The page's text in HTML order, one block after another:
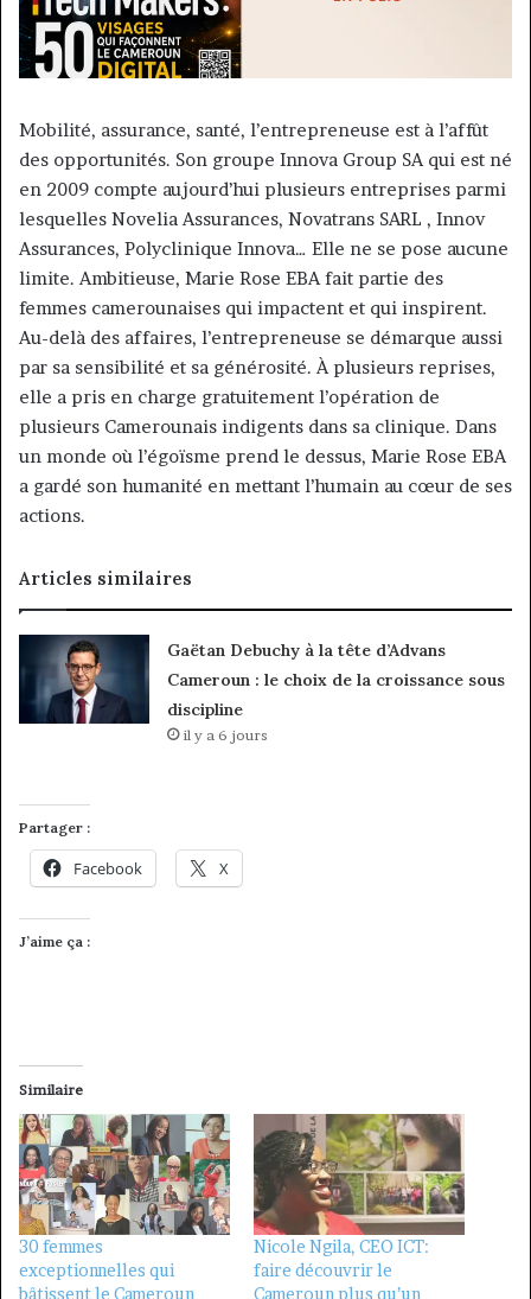
Mobilité, assurance, santé, l’entrepreneuse est à l’affût
des opportunités. Son groupe Innova Group SA qui est né
en 2009 compte aujourd’hui plusieurs entreprises parmi
lesquelles Novelia Assurances, Novatrans SARL , Innov
Assurances, Polyclinique Innova… Elle ne se pose aucune
limite. Ambitieuse, Marie Rose EBA fait partie des
femmes camerounaises qui impactent et qui inspirent.
Au-delà des affaires, l’entrepreneuse se démarque aussi
par sa sensibilité et sa générosité. À plusieurs reprises,
elle a pris en charge gratuitement l’opération de
plusieurs Camerounais indigents dans sa clinique. Dans
un monde où l’égoïsme prend le dessus, Marie Rose EBA
a gardé son humanité en mettant l’humain au cœur de ses
actions.
Articles similaires
Gaëtan Debuchy à la tête d’Advans
Cameroun : le choix de la croissance sous
discipline
il y a 6 jours
Partager :
Facebook X
J’aime ça :
Similaire
30 femmes
exceptionnelles qui
bâtissent le Cameroun
Nicole Ngila, CEO ICT:
faire découvrir le
Cameroun plus qu’un